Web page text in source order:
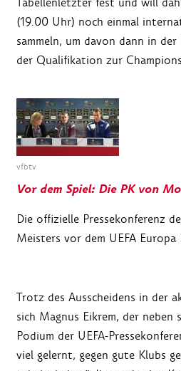
(19.00 Uhr) noch einmal
sammeln, um davon dann in
der Qualifikation zur
vfbtv
Vor dem Spiel: Die PK von
Die offizielle Pressekonferenz
Meisters vor dem UEFA Europa
Trotz des Ausscheidens in der
sich Magnus Eikrem, der neben
Podium der UEFA-
viel gelernt, gegen gute Klubs